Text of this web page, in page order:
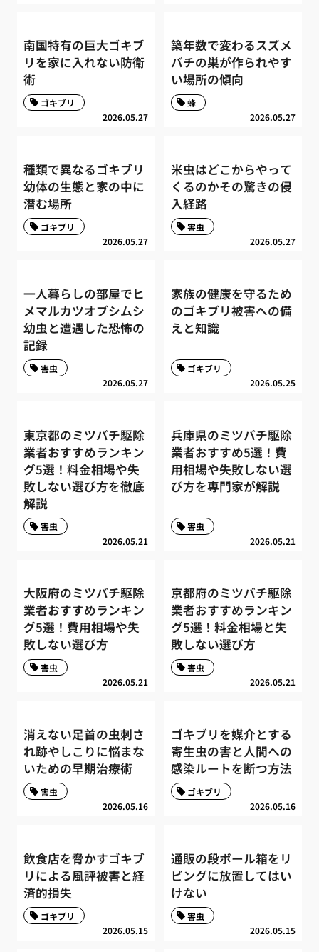
南国特有の巨大ゴキブ
リを家に入れない防衛
術
2026.05.27
ゴキブリ
築年数で変わるスズメ
バチの巣が作られやす
い場所の傾向
2026.05.27
蜂
種類で異なるゴキブリ
幼体の生態と家の中に
潜む場所
2026.05.27
ゴキブリ
米虫はどこからやって
くるのかその驚きの侵
入経路
2026.05.27
害虫
一人暮らしの部屋でヒ
メマルカツオブシムシ
幼虫と遭遇した恐怖の
記録
2026.05.27
害虫
家族の健康を守るため
のゴキブリ被害への備
えと知識
2026.05.25
ゴキブリ
東京都のミツバチ駆除
業者おすすめランキン
グ5選！料金相場や失
敗しない選び方を徹底
解説
2026.05.21
害虫
兵庫県のミツバチ駆除
業者おすすめ5選！費
用相場や失敗しない選
び方を専門家が解説
2026.05.21
害虫
大阪府のミツバチ駆除
業者おすすめランキン
グ5選！費用相場や失
敗しない選び方
2026.05.21
害虫
京都府のミツバチ駆除
業者おすすめランキン
グ5選！料金相場と失
敗しない選び方
2026.05.21
害虫
消えない足首の虫刺さ
れ跡やしこりに悩まな
いための早期治療術
2026.05.16
害虫
ゴキブリを媒介とする
寄生虫の害と人間への
感染ルートを断つ方法
2026.05.16
ゴキブリ
飲食店を脅かすゴキブ
リによる風評被害と経
済的損失
2026.05.15
ゴキブリ
通販の段ボール箱をリ
ビングに放置してはい
けない
2026.05.15
害虫